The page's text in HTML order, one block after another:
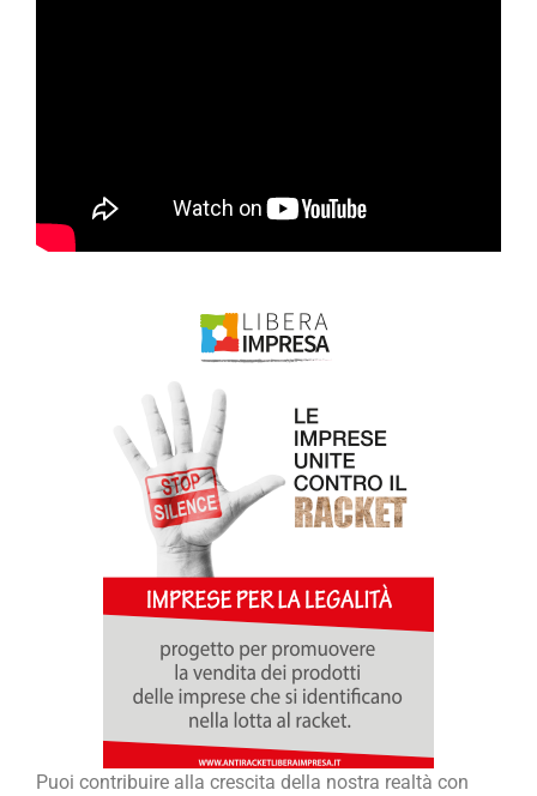
Puoi contribuire alla crescita della nostra realtà con